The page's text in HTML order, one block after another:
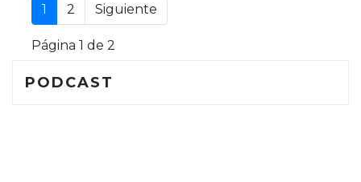
1
2 Siguiente
Página 1 de 2
PODCAST